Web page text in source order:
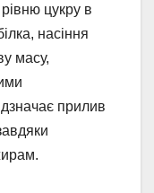
цукру в
насіння
масу,
прилив